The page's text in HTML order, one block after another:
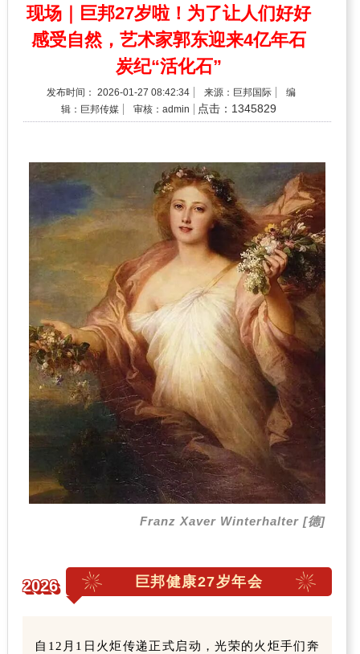
现场｜巨邦27岁啦！为了让人们好好
感受自然，艺术家郭东迎来4亿年石
炭纪“活化石”
发布时间： 2026-01-27 08:42:34 来源：巨邦国际
编
辑：巨邦传媒
审核：admin 点击：1345829
Franz Xaver Winterhalter [德]
2026 巨邦健康27岁年会
自12月1日火炬传递正式启动，光荣的火炬手们奔